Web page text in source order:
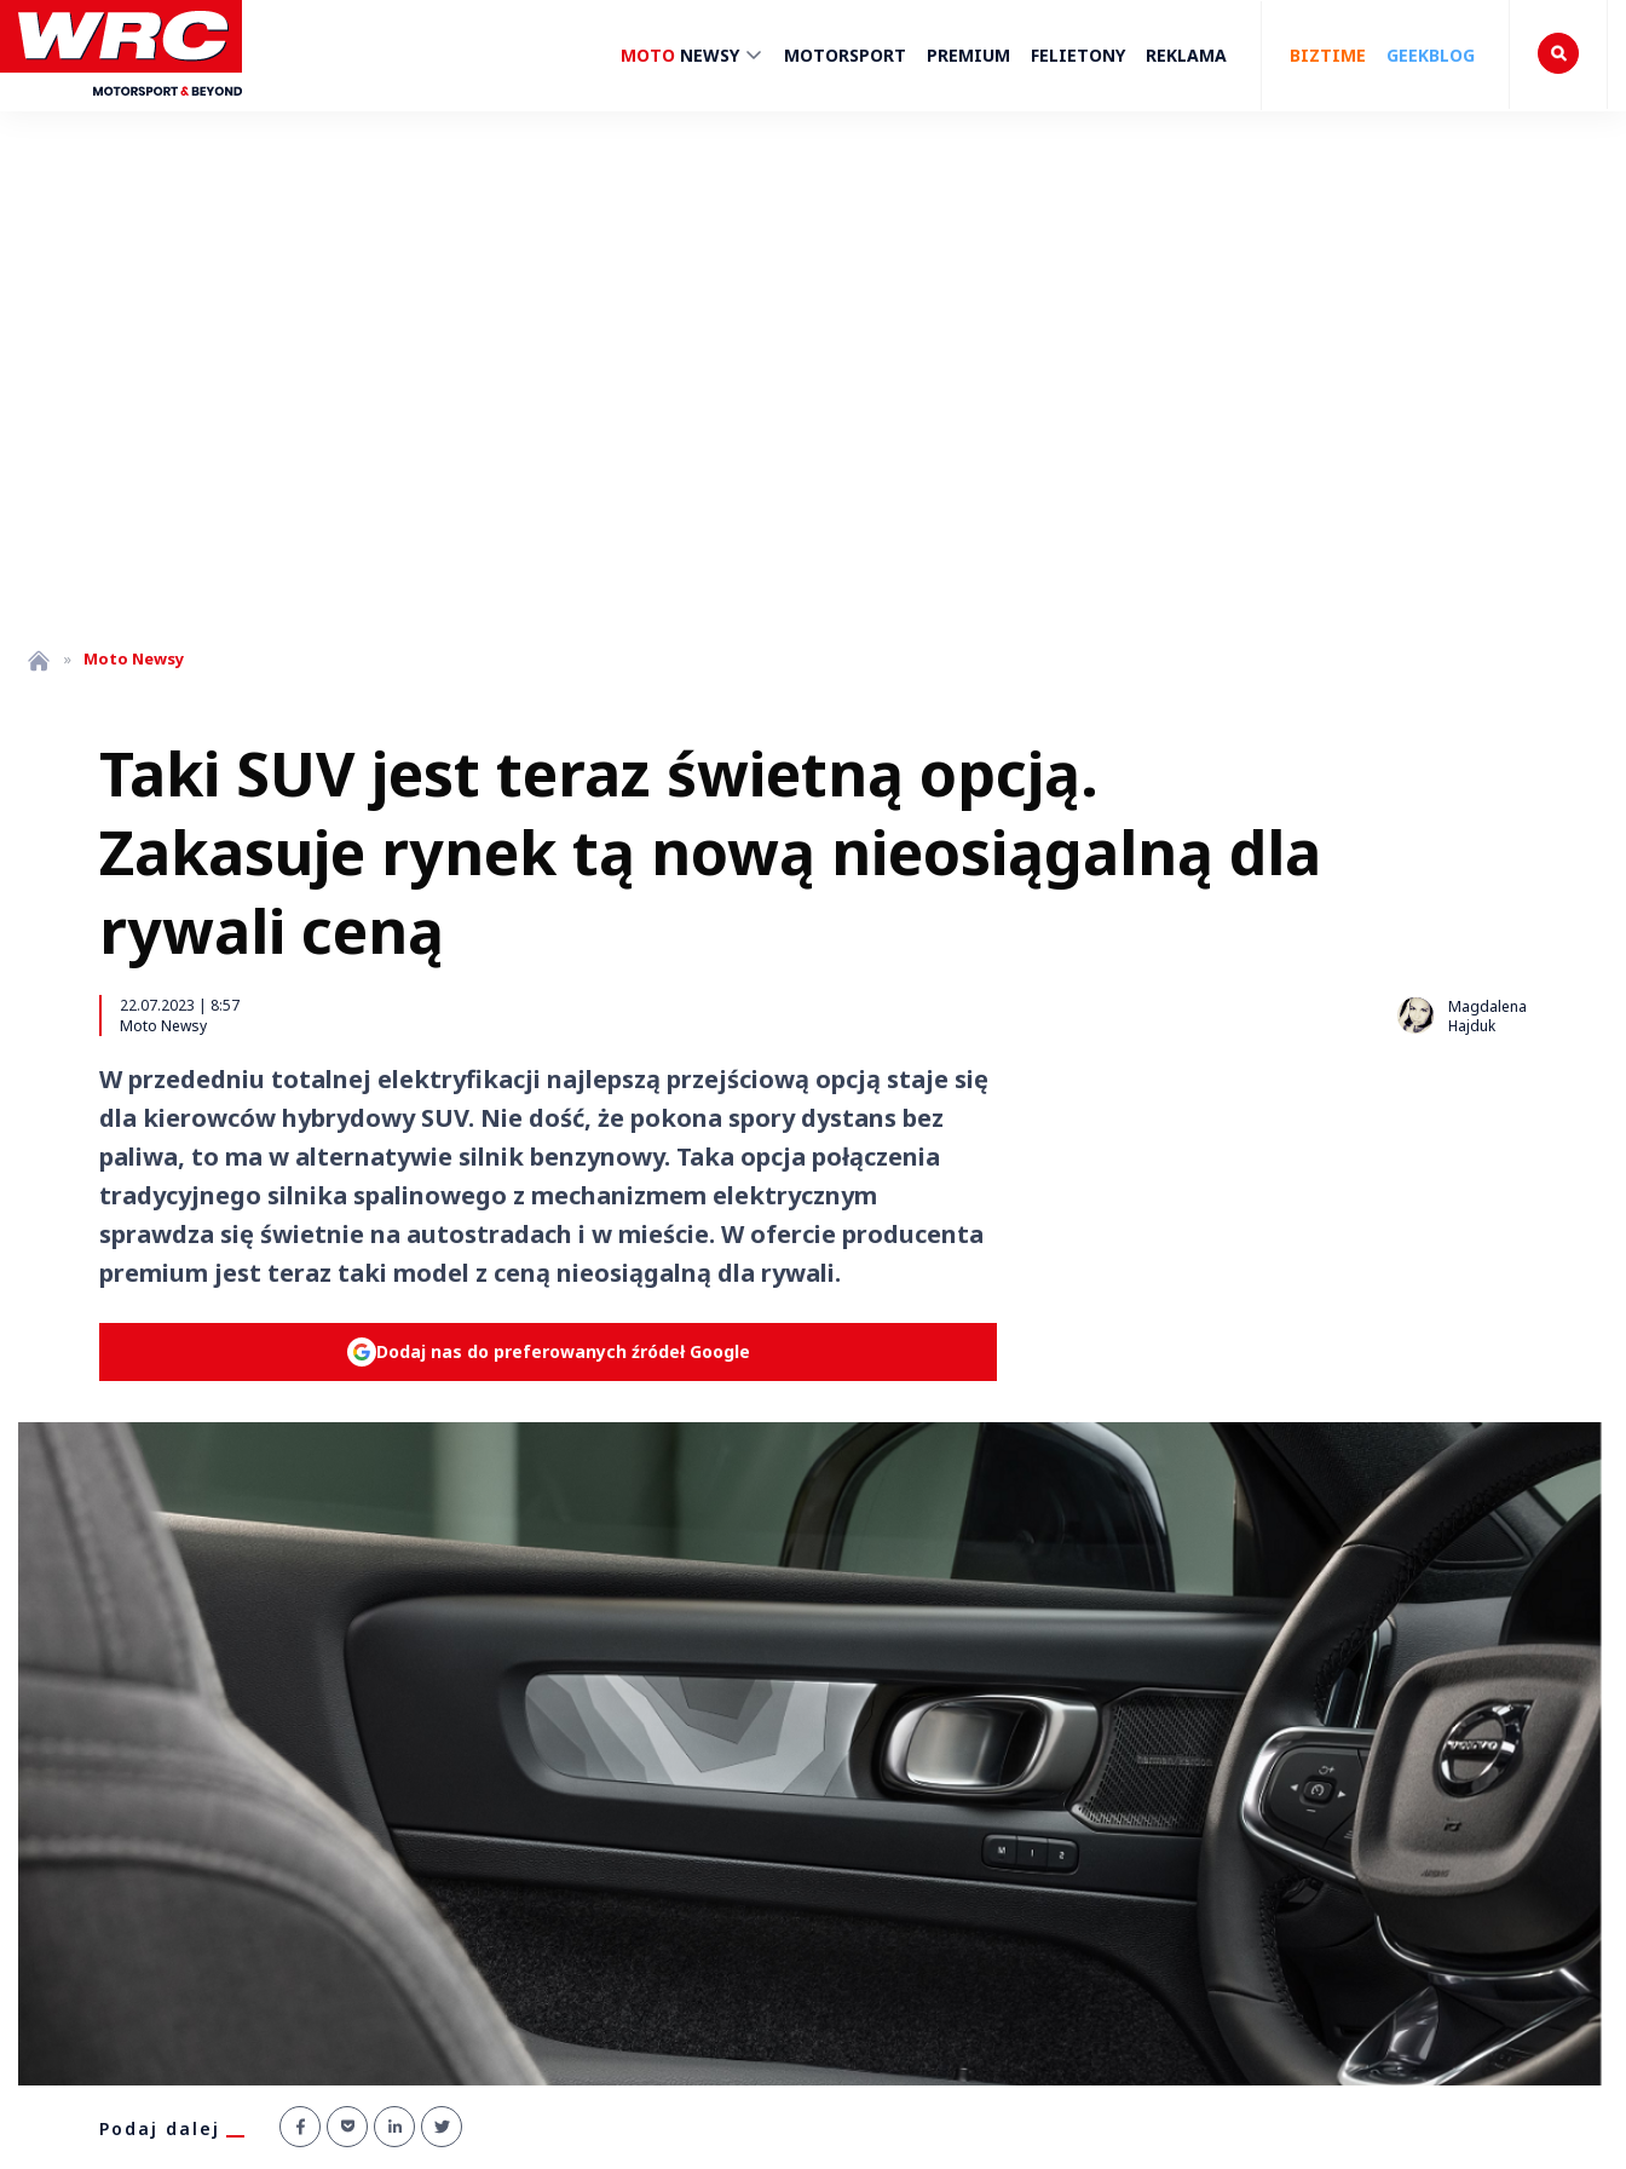
MOTO NEWSY MOTORSPORT PREMIUM FELIETONY REKLAMA BIZTIME GEEKBLOG
» Moto Newsy
Taki SUV jest teraz świetną opcją.
Zakasuje rynek tą nową nieosiągalną dla
rywali ceną
22.07.2023 | 8:57
Moto Newsy
Magdalena
Hajduk
W przededniu totalnej elektryfikacji najlepszą przejściową opcją staje się
dla kierowców hybrydowy SUV. Nie dość, że pokona spory dystans bez
paliwa, to ma w alternatywie silnik benzynowy. Taka opcja połączenia
tradycyjnego silnika spalinowego z mechanizmem elektrycznym
sprawdza się świetnie na autostradach i w mieście. W ofercie producenta
premium jest teraz taki model z ceną nieosiągalną dla rywali.
Dodaj nas do preferowanych źródeł Google
Podaj dalej